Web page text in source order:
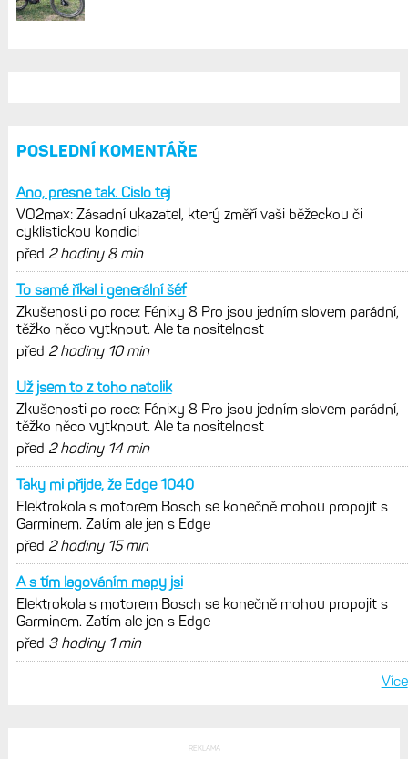
POSLEDNÍ KOMENTÁŘE
Ano, presne tak. Cislo tej
VO2max: Zásadní ukazatel, který změří vaši běžeckou či
cyklistickou kondici
před 2 hodiny 8 min
To samé říkal i generální šéf
Zkušenosti po roce: Fénixy 8 Pro jsou jedním slovem parádní,
těžko něco vytknout. Ale ta nositelnost
před 2 hodiny 10 min
Už jsem to z toho natolik
Zkušenosti po roce: Fénixy 8 Pro jsou jedním slovem parádní,
těžko něco vytknout. Ale ta nositelnost
před 2 hodiny 14 min
Taky mi přijde, že Edge 1040
Elektrokola s motorem Bosch se konečně mohou propojit s
Garminem. Zatím ale jen s Edge
před 2 hodiny 15 min
A s tím lagováním mapy jsi
Elektrokola s motorem Bosch se konečně mohou propojit s
Garminem. Zatím ale jen s Edge
před 3 hodiny 1 min
Více
REKLAMA